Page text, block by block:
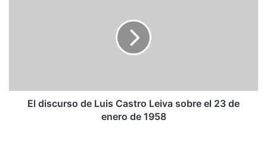
23
El discurso de Luis Castro Leiva sobre el 23 de
enero de 1958